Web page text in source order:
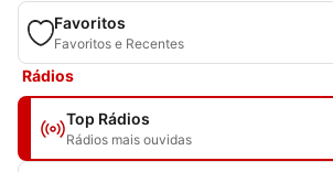
Favoritos
Favoritos e Recentes
Rádios
Top Rádios
Rádios mais ouvidas